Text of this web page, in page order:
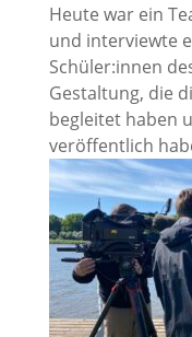
Heute war ein
und interviewte
Schüler:innen
Gestaltung, die
begleitet haben
veröffentlich